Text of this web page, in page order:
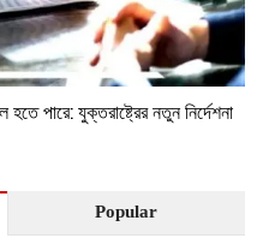
পারে: যুক্তরাষ্ট্রের নতুন নির্দেশনা
Popular